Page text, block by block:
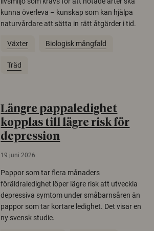
kunna överleva – kunskap som kan hjälpa
naturvårdare att sätta in rätt åtgärder i tid.
Växter Biologisk mångfald
Träd
Längre pappaledighet
kopplas till lägre risk för
depression
19 juni 2026
Pappor som tar flera månaders
föräldraledighet löper lägre risk att utveckla
depressiva symtom under småbarnsåren än
pappor som tar kortare ledighet. Det visar en
ny svensk studie.